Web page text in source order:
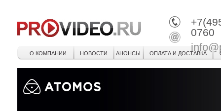
0760
О КОМПАНИИ НОВОСТИ АНОНСЫ ОПЛАТА И ДОСТАВКА